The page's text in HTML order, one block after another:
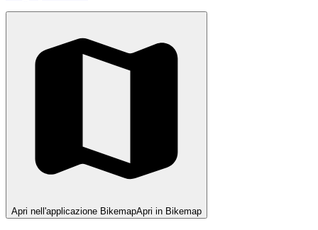
Apri nell'applicazione BikemapApri in Bikemap